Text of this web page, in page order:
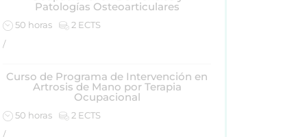
Patologías Osteoarticulares
50 horas
2 ECTS
/
Curso de Programa de Intervención en
Artrosis de Mano por Terapia
Ocupacional
50 horas
2 ECTS
/